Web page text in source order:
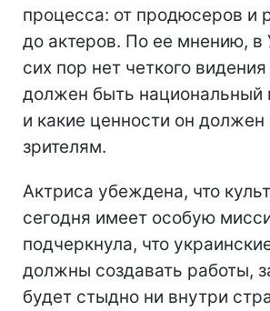
процесса: от продюсеров и
до актеров. По ее мнению, в
сих пор нет четкого
должен быть национальный
и какие ценности он должен
зрителям.
Актриса убеждена, что
сегодня имеет особую
подчеркнула, что
должны создавать работы,
будет стыдно ни внутри